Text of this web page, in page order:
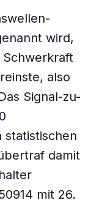
wird,
also
Signal-zu-
statistischen
damit
mit 26.